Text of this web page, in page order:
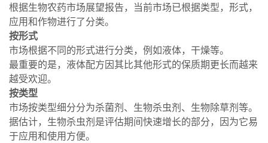
根据生物农药市场展望报告，当前市场已根据类型，形式，
应用和作物进行了分类。
按形式
市场根据不同的形式进行分类，例如液体，干燥等。
最重要的是，液体配方因其比其他形式的保质期更长而越来
越受欢迎。
按类型
市场按类型细分分为杀菌剂、生物杀虫剂、生物除草剂等。
据估计，生物杀虫剂是评估期间快速增长的部分，因为它易
于应用和使用方便。